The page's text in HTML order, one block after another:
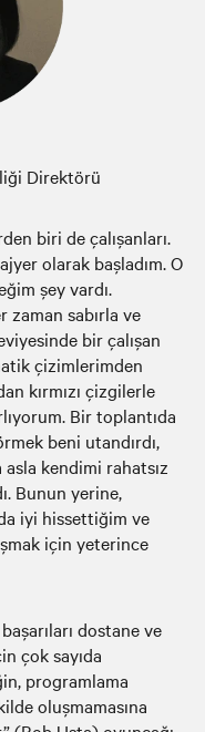
Direktörü
biri de çalışanları.
olarak başladım. O
şey vardı.
zaman sabırla ve
bir çalışan
çizimlerimden
kırmızı çizgilerle
Bir toplantıda
beni utandırdı,
kendimi rahatsız
Bunun yerine,
iyi hissettiğim ve
için yeterince
dostane ve
çok sayıda
programlama
oluşmamasına